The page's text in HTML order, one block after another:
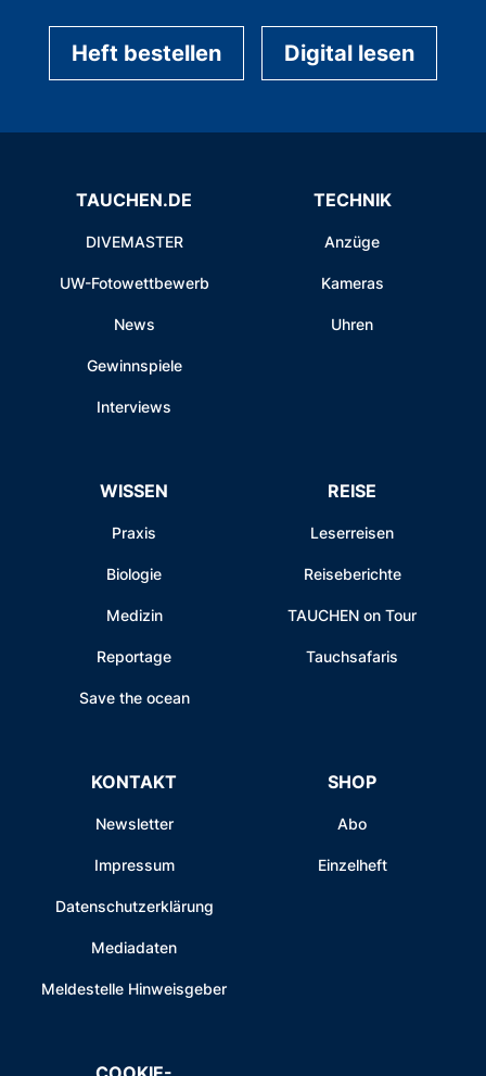
Heft bestellen Digital lesen
TAUCHEN.DE
DIVEMASTER
UW-Fotowettbewerb
News
Gewinnspiele
Interviews
TECHNIK
Anzüge
Kameras
Uhren
WISSEN
Praxis
Biologie
Medizin
Reportage
Save the ocean
REISE
Leserreisen
Reiseberichte
TAUCHEN on Tour
Tauchsafaris
KONTAKT
Newsletter
Impressum
Datenschutzerklärung
Mediadaten
Meldestelle Hinweisgeber
SHOP
Abo
Einzelheft